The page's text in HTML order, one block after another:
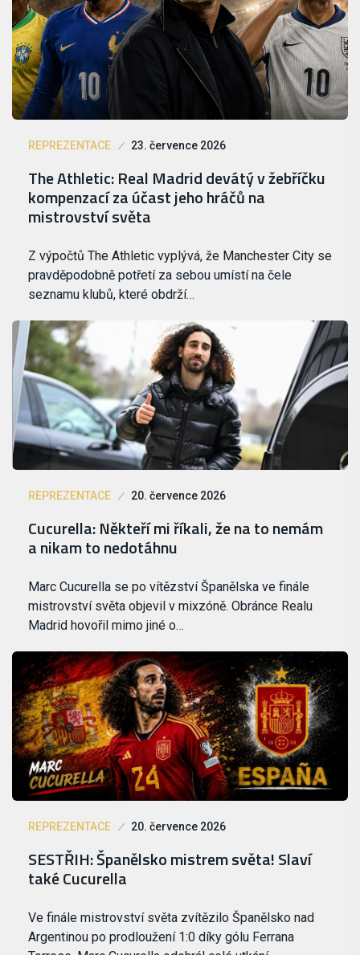
REPREZENTACE 23. července 2026
The Athletic: Real Madrid devátý v žebříčku
kompenzací za účast jeho hráčů na
mistrovství světa
Z výpočtů The Athletic vyplývá, že Manchester City se
pravděpodobně potřetí za sebou umístí na čele
seznamu klubů, které obdrží…
REPREZENTACE 20. července 2026
Cucurella: Někteří mi říkali, že na to nemám
a nikam to nedotáhnu
Marc Cucurella se po vítězství Španělska ve finále
mistrovství světa objevil v mixzóně. Obránce Realu
Madrid hovořil mimo jiné o…
REPREZENTACE 20. července 2026
SESTŘIH: Španělsko mistrem světa! Slaví
také Cucurella
Ve finále mistrovství světa zvítězilo Španělsko nad
Argentinou po prodloužení 1:0 díky gólu Ferrana